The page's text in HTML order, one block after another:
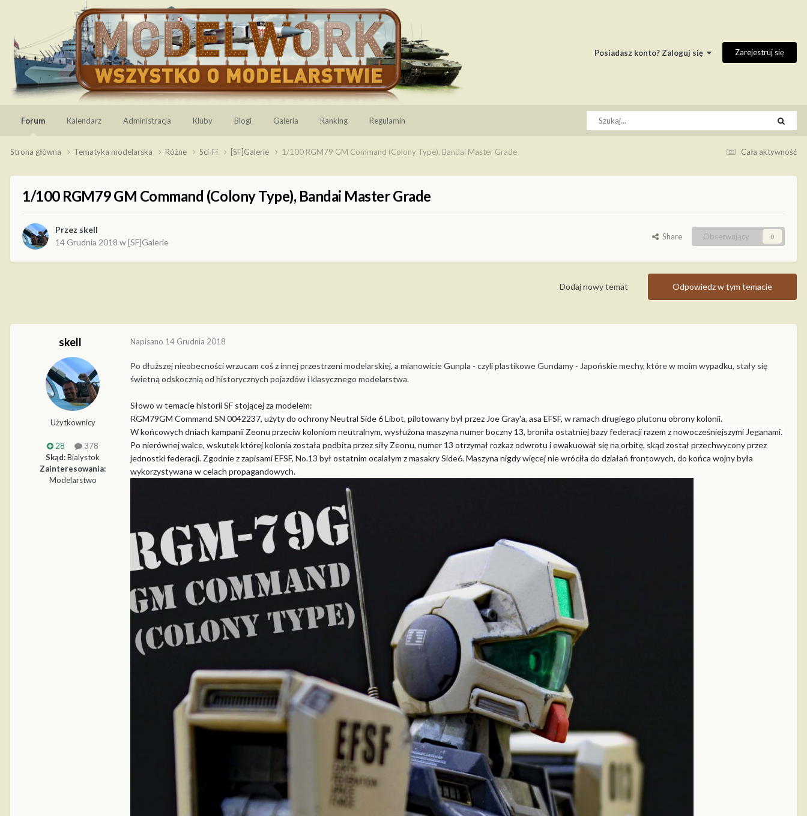
Posiadasz konto? Zaloguj się Zarejestruj się
Forum Kalendarz Administracja Kluby Blogi Galeria Ranking Regulamin
Cała aktywność
Strona główna Tematyka modelarska Różne Sci-Fi [SF]Galerie 1/100 RGM79 GM Command (Colony Type), Bandai Master Grade
1/100 RGM79 GM Command (Colony Type), Bandai Master Grade
Przez skell
14 Grudnia 2018 w[SF]Galerie
Share Obserwujący 0
Odpowiedz w tym temacie
Dodaj nowy temat
skell
Użytkownicy
28
378
Skąd:Bialystok
Zainteresowania:
Modelarstwo
Napisano 14 Grudnia 2018
Po dłuższej nieobecności wrzucam coś z innej przestrzeni modelarskiej, a mianowicie Gunpla - czyli plastikowe Gundamy - Japońskie mechy, które w moim wypadku, stały się
świetną odskocznią od historycznych pojazdów i klasycznego modelarstwa.
Słowo w temacie historii SF stojącej za modelem:
RGM79GM Command SN 0042237, użyty do ochrony Neutral Side 6 Libot, pilotowany był przez Joe Gray'a, asa EFSF, w ramach drugiego plutonu obrony kolonii.
W końcowych dniach kampanii Zeonu przeciw koloniom neutralnym, wysłużona maszyna numer boczny 13, broniła ostatniej bazy federacji razem z nowocześniejszymi Jeganami.
Po nierównej walce, wskutek której kolonia została podbita przez siły Zeonu, numer 13 otrzymał rozkaz odwrotu i ewakuował się na orbitę, skąd został przechwycony przez
jednostki federacji. Zgodnie z zapisami EFSF, No.13 był ostatnim ocalałym z masakry Side6. Maszyna nigdy więcej nie wróciła do działań frontowych, do końca wojny była
wykorzystywana w celach propagandowych.